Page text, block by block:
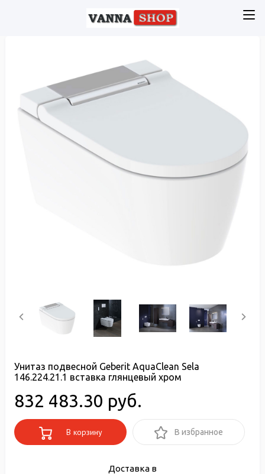
Унитаз подвесной Geberit AquaClean Sela
146.224.21.1 вставка глянцевый хром
832 483.30 руб.
В корзину В избранное
Доставка в